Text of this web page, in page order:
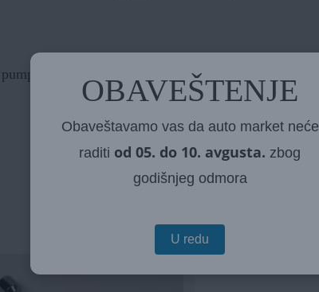
pneumatika, guma, dušeka, lopti itd.
OBAVEŠTENJE
Obaveštavamo vas da auto market neće
raditi od 05. do 10. avgusta. zbog
godišnjeg odmora
U redu